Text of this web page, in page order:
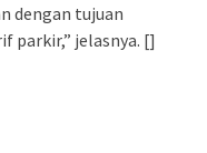
dengan tujuan
parkir,” jelasnya. []